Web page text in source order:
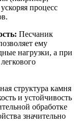
процесс
Песчаник
ему
нагрузки, а при
структура камня
и устойчивость
обработке
значительно